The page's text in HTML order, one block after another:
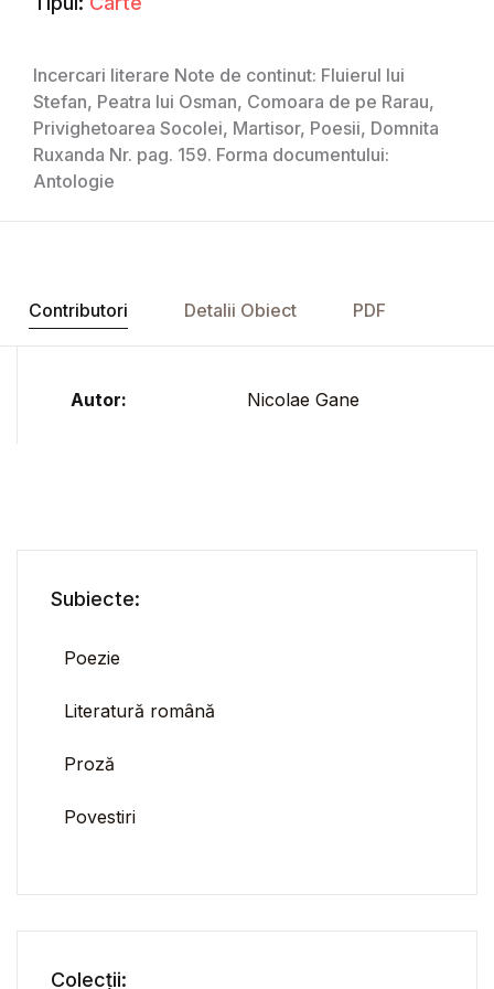
Incercari literare Note de continut: Fluierul lui
Stefan, Peatra lui Osman, Comoara de pe Rarau,
Privighetoarea Socolei, Martisor, Poesii, Domnita
Ruxanda Nr. pag. 159. Forma documentului:
Antologie
Contributori Detalii Obiect PDF
Autor: Nicolae Gane
Subiecte:
Poezie
Literatură română
Proză
Povestiri
Colecții: